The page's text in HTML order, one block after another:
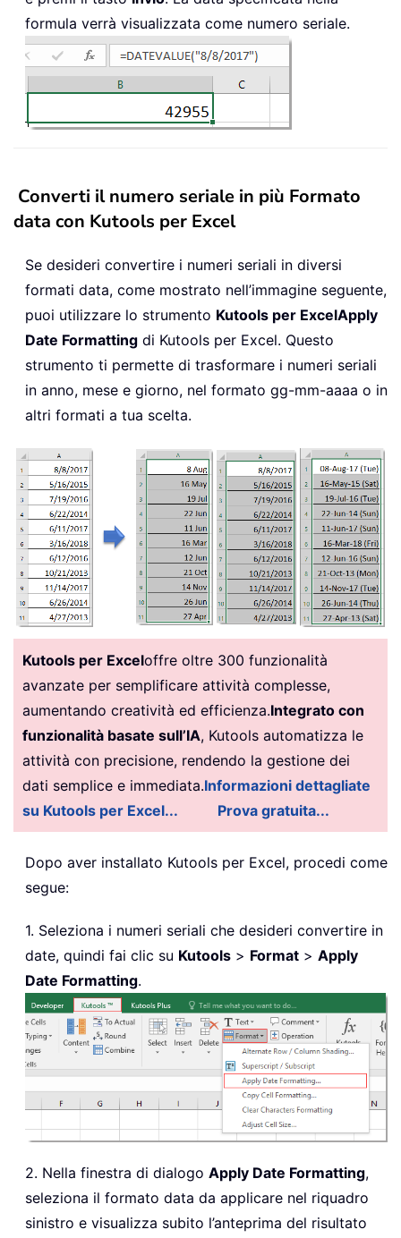
formula verrà visualizzata come numero seriale.
Converti il numero seriale in più Formato
data con Kutools per Excel
Se desideri convertire i numeri seriali in diversi
formati data, come mostrato nell’immagine seguente,
puoi utilizzare lo strumento Kutools per ExcelApply
Date Formatting di Kutools per Excel. Questo
strumento ti permette di trasformare i numeri seriali
in anno, mese e giorno, nel formato gg-mm-aaaa o in
altri formati a tua scelta.
Kutools per Exceloffre oltre 300 funzionalità
avanzate per semplificare attività complesse,
aumentando creatività ed efficienza.Integrato con
funzionalità basate sull’IA, Kutools automatizza le
attività con precisione, rendendo la gestione dei
dati semplice e immediata.Informazioni dettagliate
su Kutools per Excel...
Prova gratuita...
Dopo aver installato Kutools per Excel, procedi come
segue:
1. Seleziona i numeri seriali che desideri convertire in
date, quindi fai clic su Kutools > Format > Apply
Date Formatting.
2. Nella finestra di dialogo Apply Date Formatting,
seleziona il formato data da applicare nel riquadro
sinistro e visualizza subito l’anteprima del risultato